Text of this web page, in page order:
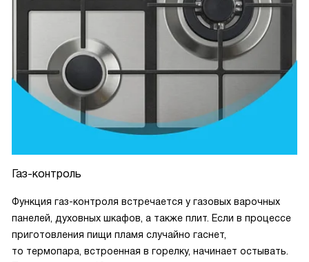
Газ-контроль
Функция газ-контроля встречается у газовых варочных
панелей, духовных шкафов, а также плит. Если в процессе
приготовления пищи пламя случайно гаснет,
то термопара, встроенная в горелку, начинает остывать.